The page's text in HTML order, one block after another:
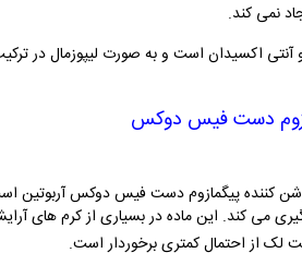
نمی کند.
اکسیدان است و به صورت لیپوزمال در
دست فیس دوکس
کننده پیگمازوم دست فیس دوکس
می کند. این ماده در بسیاری از کرم های
لک از احتمال کمتری برخوردار است.